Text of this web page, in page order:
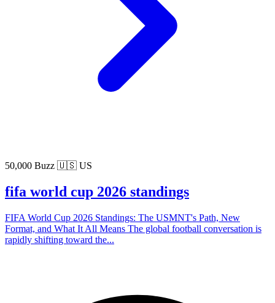
50,000 Buzz 🇺🇸 US
fifa world cup 2026 standings
FIFA World Cup 2026 Standings: The USMNT's Path, New
Format, and What It All Means The global football conversation is
rapidly shifting toward the...